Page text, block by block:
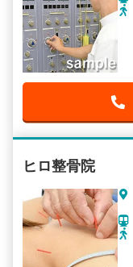
ヒロ整骨院